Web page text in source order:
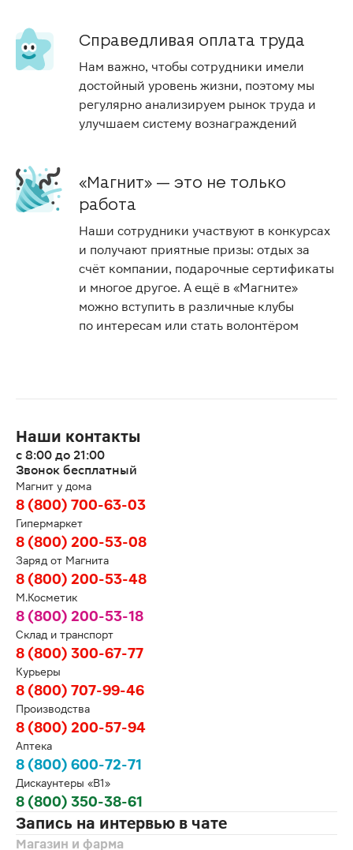
Справедливая оплата труда
Нам важно, чтобы сотрудники имели
достойный уровень жизни, поэтому мы
регулярно анализируем рынок труда и
улучшаем систему вознаграждений
«Магнит» — это не только
работа
Наши сотрудники участвуют в конкурсах
и получают приятные призы: отдых за
счёт компании, подарочные сертификаты
и многое другое. А ещё в «Магните»
можно вступить в различные клубы
по интересам или стать волонтёром
Наши контакты
с 8:00 до 21:00
Звонок бесплатный
Магнит у дома
8 (800) 700-63-03
Гипермаркет
8 (800) 200-53-08
Заряд от Магнита
8 (800) 200-53-48
М.Косметик
8 (800) 200-53-18
Склад и транспорт
8 (800) 300-67-77
Курьеры
8 (800) 707-99-46
Производства
8 (800) 200-57-94
Аптека
8 (800) 600-72-71
Дискаунтеры «В1»
8 (800) 350-38-61
Запись на интервью в чате
Магазин и фарма